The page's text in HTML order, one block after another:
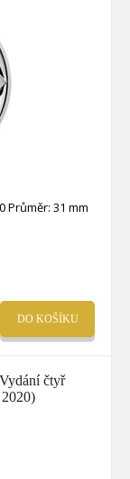
Průměr: 31 mm
DO KOŠÍKU
čtyř